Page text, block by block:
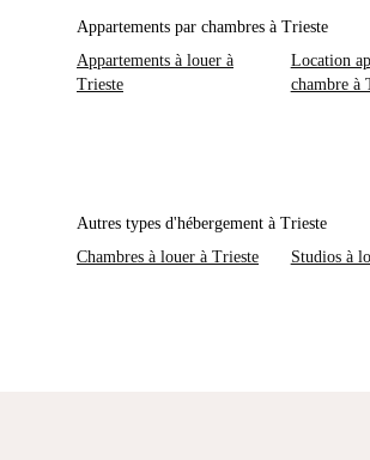
Appartements par chambres à Trieste
Appartements à louer à
Trieste
Location
chambre à
Autres types d'hébergement à Trieste
Chambres à louer à Trieste
Studios à